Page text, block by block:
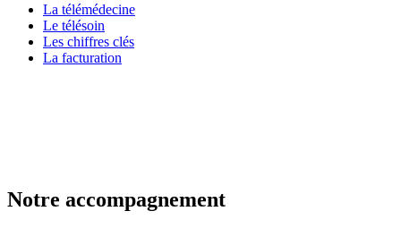
La télémédecine
Le télésoin
Les chiffres clés
La facturation
Notre accompagnement